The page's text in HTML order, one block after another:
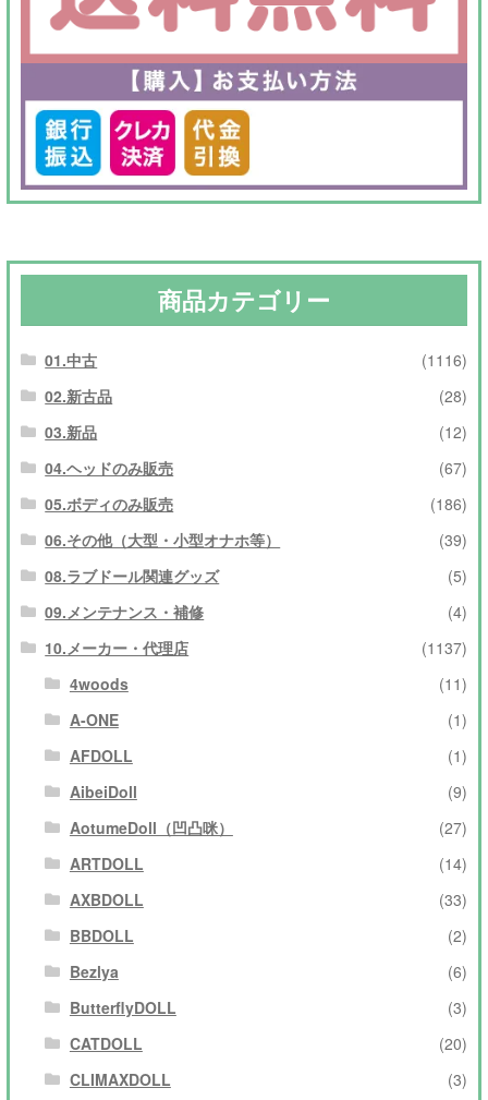
商品カテゴリー
01.中古
(1116)
02.新古品
(28)
03.新品
(12)
04.ヘッドのみ販売
(67)
05.ボディのみ販売
(186)
06.その他（大型・小型オナホ等）
(39)
08.ラブドール関連グッズ
(5)
09.メンテナンス・補修
(4)
10.メーカー・代理店
(1137)
4woods
(11)
A-ONE
(1)
AFDOLL
(1)
AibeiDoll
(9)
AotumeDoll（凹凸咪）
(27)
ARTDOLL
(14)
AXBDOLL
(33)
BBDOLL
(2)
Bezlya
(6)
ButterflyDOLL
(3)
CATDOLL
(20)
CLIMAXDOLL
(3)